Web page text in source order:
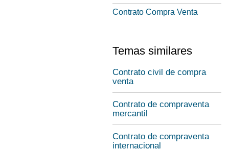
Contrato Compra Venta
Temas similares
Contrato civil de compra
venta
Contrato de compraventa
mercantil
Contrato de compraventa
internacional